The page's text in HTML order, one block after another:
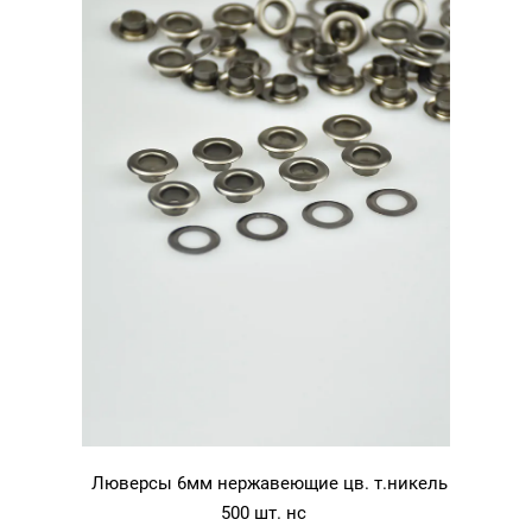
Люверсы 6мм нержавеющие цв. т.никель
500 шт. нс